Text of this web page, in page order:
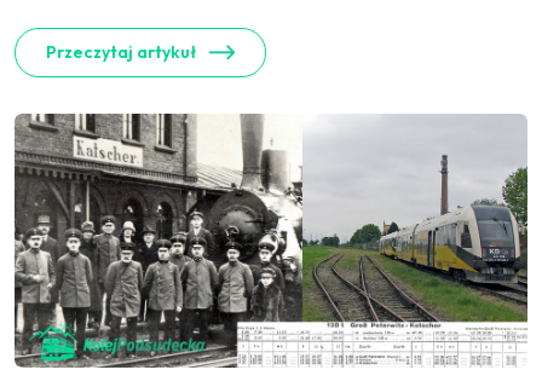
Przeczytaj artykuł